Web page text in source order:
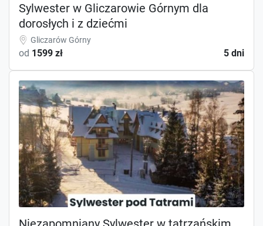
Sylwester w Gliczarowie Górnym dla
dorosłych i z dziećmi
Gliczarów Górny
od 1599 zł 5 dni